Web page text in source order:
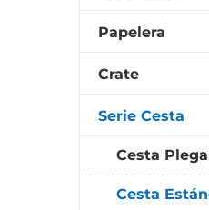
Papelera
Crate
Serie Cesta
Cesta
Cesta